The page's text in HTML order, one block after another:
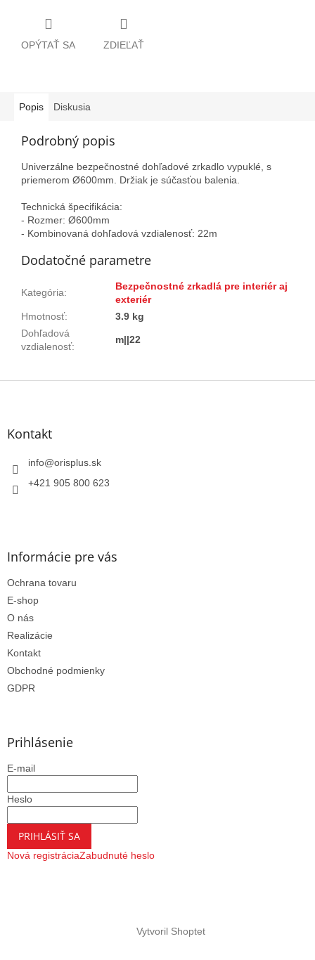
OPÝTAŤ SA ZDIEĽAŤ
Popis Diskusia
Podrobný popis
Univerzálne bezpečnostné dohľadové zrkadlo vypuklé, s
priemerom Ø600mm. Držiak je súčasťou balenia.
Technická špecifikácia:
- Rozmer: Ø600mm
- Kombinovaná dohľadová vzdialenosť: 22m
Dodatočné parametre
Kategória:
Bezpečnostné zrkadlá pre interiér aj
exteriér
Hmotnosť:
3.9 kg
Dohľadová
vzdialenosť:
m||22
Z
Kontakt
info@orisplus.sk
+421 905 800 623
Informácie pre vás
Ochrana tovaru
E-shop
O nás
Realizácie
Kontakt
Obchodné podmienky
GDPR
Prihlásenie
E-mail
Heslo
PRIHLÁSIŤ SA
Nová registráciaZabudnuté heslo
Vytvoril Shoptet